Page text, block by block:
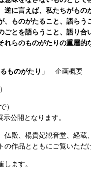
に言えば、私たちがも
ものがたること、語ら
とを語らうこと、語り
らのものがたりの重層
ものがたり」 企画概要
）
開となります。
殿、楊貴妃観音堂、経蔵
とともにご覧いただけ
ます。